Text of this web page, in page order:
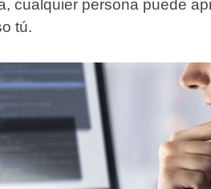
cualquier persona puede
tú.